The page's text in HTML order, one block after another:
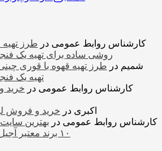
کارشناس روابط عمومی در طرز تهیه
روشی ساده برای تهیه یک
شمیم در طرز تهیه قهوه با قوری
تهیه یک
کارشناس روابط عمومی در خرید
اکبری در خرید و فروش
کارشناس روابط عمومی در بهترین
۱۰ برند معتبر آجیل و خشکبار در ایران